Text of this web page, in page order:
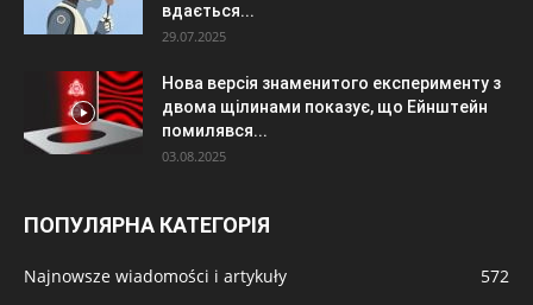
вдається...
29.07.2025
Нова версія знаменитого експерименту з
двома щілинами показує, що Ейнштейн
помилявся...
03.08.2025
ПОПУЛЯРНА КАТЕГОРІЯ
Najnowsze wiadomości i artykuły 572